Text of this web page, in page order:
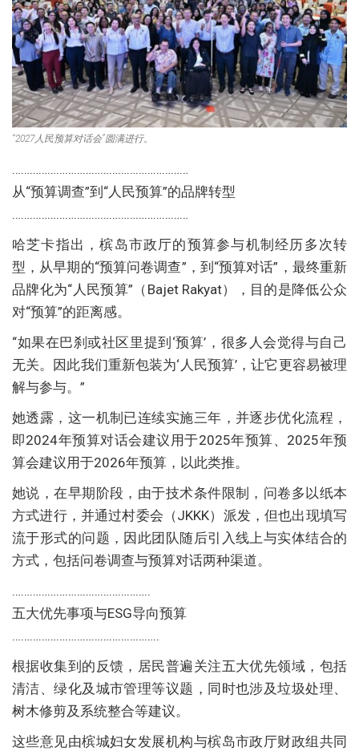
“2027人民预算对话会”圆满进行。
……………………………………………………
从“预算调查”到“人民预算”的品牌转型
……………………………………………………
哈芝卡指出，槟岛市政厅的预算参与机制经历多次转
型，从早期的“预算问卷调查”，到“预算对话”，最终重新
品牌化为“人民预算”（Bajet Rakyat），目的是降低公众
对“预算”的距离感。
“如果在巴刹或社区里提到‘预算’，很多人会觉得与自己
无关。因此我们重新包装为‘人民预算’，让它更容易被理
解与参与。”
她透露，这一机制已连续实施三年，并逐步优化流程，
即2024年预算对话会建议用于2025年预算、2025年预
算会建议用于2026年预算，以此类推。
她说，在早期阶段，由于技术条件限制，问卷多以纸本
方式进行，并通过村委会（JKKK）派发，但也出现填写
流于形式的问题，因此团队随后引入线上与实体结合的
方式，包括问卷调查与预算对话两种渠道。
………………………………………..
五大优先事项与ESG导向预算
…………………………………………..
根据收集到的反馈，居民普遍关注五大优先领域，包括
清洁、绿化及城市管理等议题，同时也涉及垃圾处理、
树木修剪及系统整合等建议。
这些意见由槟城妇女发展机构与槟岛市政厅财政组共同